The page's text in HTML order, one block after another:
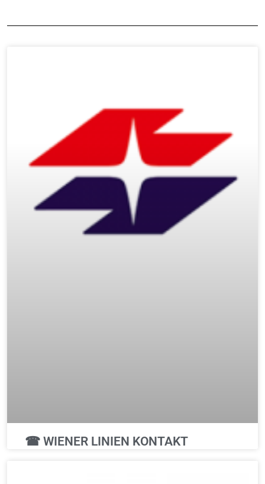
☎ WIENER LINIEN KONTAKT